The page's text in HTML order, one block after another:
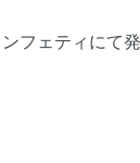
フェティにて